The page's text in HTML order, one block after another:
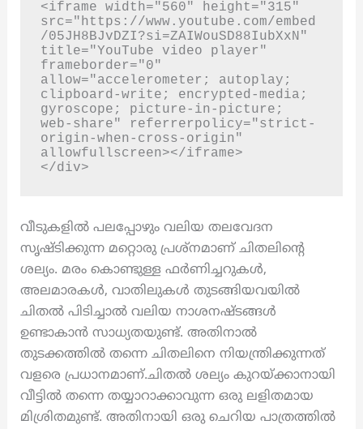
<iframe width="560" height="315"
src="https://www.youtube.com/embed
/05JH8BJvDZI?si=ZAIWouSD88IubXxN"
title="YouTube video player"
frameborder="0"
allow="accelerometer; autoplay;
clipboard-write; encrypted-media;
gyroscope; picture-in-picture;
web-share" referrerpolicy="strict-
origin-when-cross-origin"
allowfullscreen></iframe>
</div>
വീടുകളിൽ പലപ്പോഴും വലിയ തലവേദന
സൃഷ്ടിക്കുന്ന മറ്റൊരു പ്രശ്നമാണ് ചിതലിന്റെ
ശല്യം. മരം കൊണ്ടുള്ള ഫർണിച്ചറുകൾ,
അലമാരകൾ, വാതിലുകൾ തുടങ്ങിയവയിൽ
ചിതൽ പിടിച്ചാൽ വലിയ നാശനഷ്ടങ്ങൾ
ഉണ്ടാകാൻ സാധ്യതയുണ്ട്. അതിനാൽ
തുടക്കത്തിൽ തന്നെ ചിതലിനെ നിയന്ത്രിക്കുന്നത്
വളരെ പ്രധാനമാണ്.ചിതൽ ശല്യം കുറയ്ക്കാനായി
വീട്ടിൽ തന്നെ തയ്യാറാക്കാവുന്ന ഒരു ലളിതമായ
മിശ്രിതമുണ്ട്. അതിനായി ഒരു ചെറിയ പാത്രത്തിൽ